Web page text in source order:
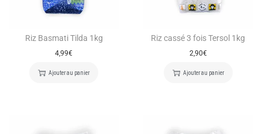
Riz Basmati Tilda 1kg
4,99€
Ajouter au panier
Riz cassé 3 fois Tersol 1kg
2,90€
Ajouter au panier